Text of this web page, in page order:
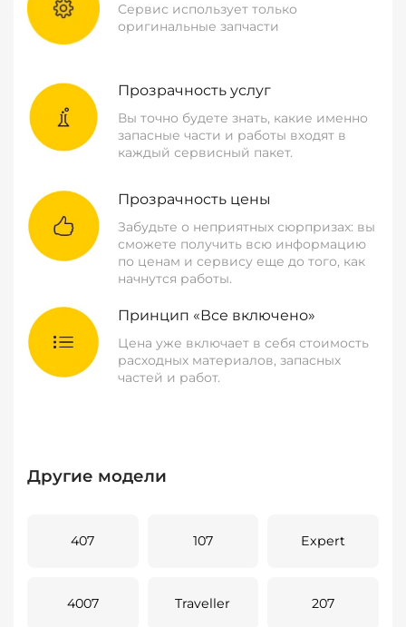
Сервис использует только
оригинальные запчасти
Прозрачность услуг
Вы точно будете знать, какие именно
запасные части и работы входят в
каждый сервисный пакет.
Прозрачность цены
Забудьте о неприятных сюрпризах: вы
сможете получить всю информацию
по ценам и сервису еще до того, как
начнутся работы.
Принцип «Все включено»
Цена уже включает в себя стоимость
расходных материалов, запасных
частей и работ.
Другие модели
407 107 Expert
4007 Traveller 207